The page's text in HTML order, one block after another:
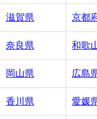
滋賀県 京都
奈良県 和歌
岡山県 広島
香川県 愛媛